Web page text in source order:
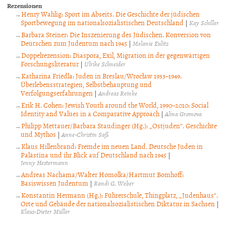
Rezensionen
Henry Wahlig: Sport im Abseits. Die Geschichte der jüdischen
Sportbewegung im nationalsozialistischen Deutschland | Kay Schiller
Barbara Steiner: Die Inszenierung des Jüdischen. Konversion von
Deutschen zum Judentum nach 1945 | Melanie Eulitz
Doppelrezension: Diaspora, Exil, Migration in der gegenwärtigen
Forschungsliteratur | Ulrike Schneider
Katharina Friedla: Juden in Breslau/Wrocław 1933–1949.
Überlebensstrategien, Selbstbehauptung und
Verfolgungserfahrungen |Andreas Reinke
Erik H. Cohen: Jewish Youth around the World, 1990–2010: Social
Identity and Values in a Comparative Approach |Alina Gromova
Philipp Mettauer/Barbara Staudinger (Hg.): „Ostjuden“. Geschichte
und Mythos |Anne-Christin Saß
Klaus Hillenbrand: Fremde im neuen Land. Deutsche Juden in
Palästina und ihr Blick auf Deutschland nach 1945 |
Jenny Hestermann
Andreas Nachama/Walter Homolka/Hartmut Bomhoff:
Basiswissen Judentum | Randi G. Weber
Konstantin Hermann (Hg.): Führerschule, Thingplatz, „Judenhaus“.
Orte und Gebäude der nationalsozialistischen Diktatur in Sachsen |
Klaus-Dieter Müller